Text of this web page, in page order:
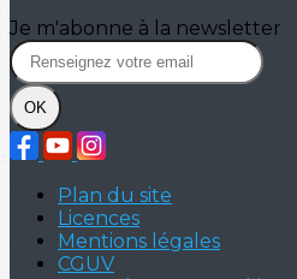
Je m'abonne à la newsletter
OK
Plan du site
Licences
Mentions légales
CGUV